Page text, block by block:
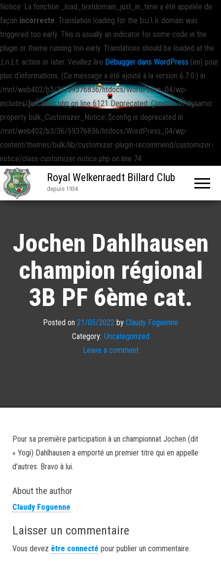
Notice: La fonction _load_textdomain_just_in_time a été appelée de
façon incorrecte. Translation loading for the bulk domain was
triggered too early. This is usually an indicator for some code in the
plugin or theme running too early. Translations should be loaded at the
init action or later. Veuillez lire Débugger dans WordPress (en) pour
plus d’informations. (Ce message a été ajouté à la version 6.7.0.) in
/mnt/web402/b3/36/59376836/htdocs/WordPress_04/wp-
includes/functions.php on line 6121 Deprecated: Creation of dynamic
property bulk_Customizer_Notice::$config is deprecated in
/mnt/web402/b3/36/59376836/htdocs/WordPress_04/wp-
content/themes/bulk/lib/customizer-plugin-recommend/customizer-
notice/class-customizer-notice.php on line 74
Royal Welkenraedt Billard Club
depuis 1934
Jochen Dahlhausen
champion régional
3B PF 6ème cat.
Posted on 21/05/2022 by Claudy Foguenne
Category: Uncategorized
Leave a comment
Pour sa première participation à un championnat Jochen (dit
« Yogi) Dahlhausen a emporté un premier titre qui en appelle
d’autres. Bravo à lui.
About the author
Claudy Foguenne
Laisser un commentaire
Vous devez être connecté pour publier un commentaire.